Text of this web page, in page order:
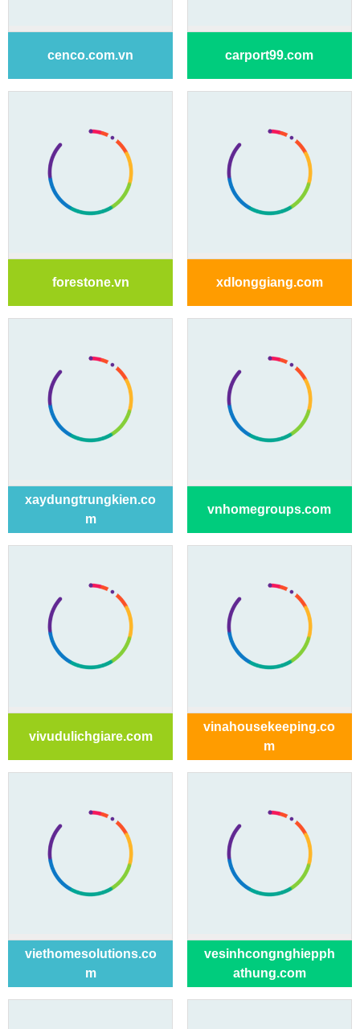
cenco.com.vn carport99.com
forestone.vn xdlonggiang.com
xaydungtrungkien.co
m
vnhomegroups.com
vivudulichgiare.com
vinahousekeeping.co
m
viethomesolutions.co
m
vesinhcongnghiepph
athung.com